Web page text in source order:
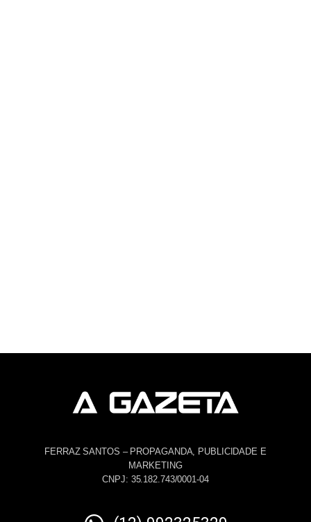
FERRAZ SANTOS – PROPAGANDA, PUBLICIDADE E
MARKETING
CNPJ: 35.182.743/0001-04